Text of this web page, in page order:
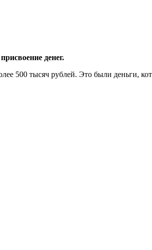
денег.
500 тысяч рублей. Это были деньги,